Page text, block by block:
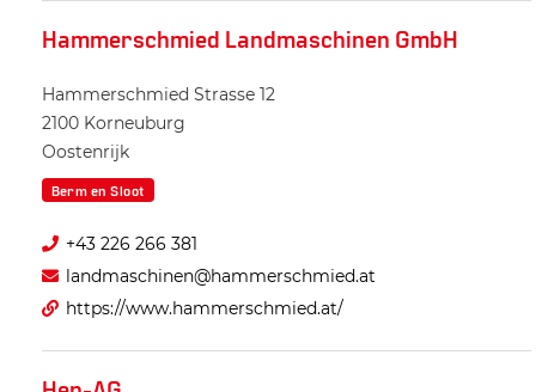
Hammerschmied Landmaschinen GmbH
Hammerschmied Strasse 12
2100 Korneuburg
Oostenrijk
Berm en Sloot
+43 226 266 381
landmaschinen@hammerschmied.at
https://www.hammerschmied.at/